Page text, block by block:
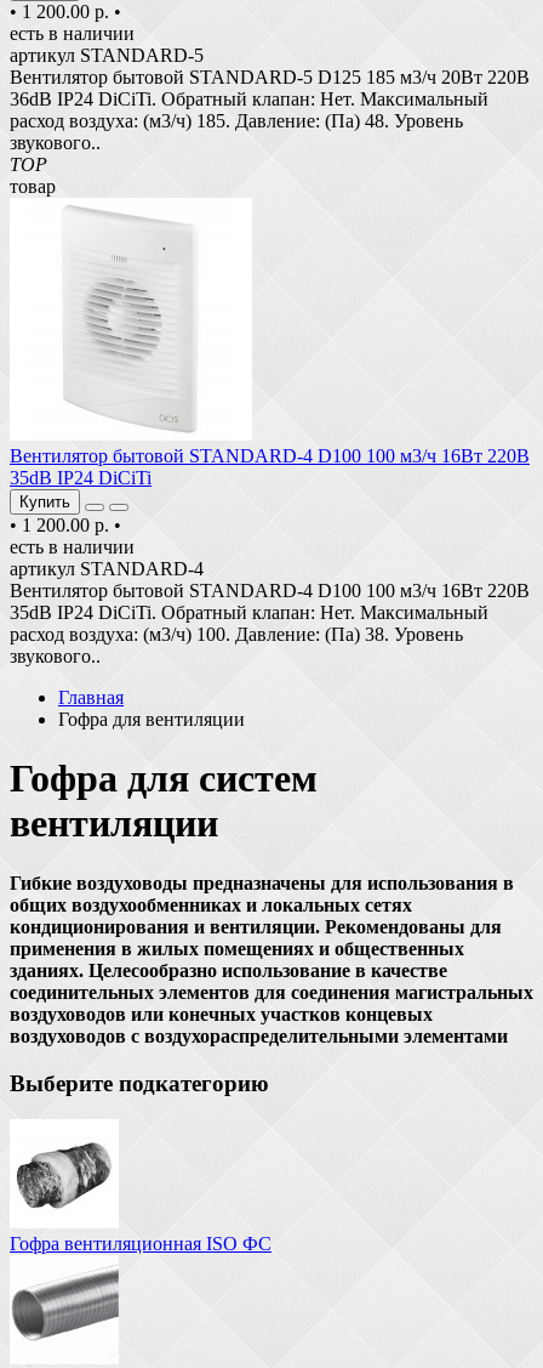
• 1 200.00 р. •
есть в наличии
артикул STANDARD-5
Вентилятор бытовой STANDARD-5 D125 185 м3/ч 20Вт 220В
36dB IP24 DiCiTi. Обратный клапан: Нет. Максимальный
расход воздуха: (м3/ч) 185. Давление: (Па) 48. Уровень
звукового..
TOP
товар
Вентилятор бытовой STANDARD-4 D100 100 м3/ч 16Вт 220В
35dB IP24 DiCiTi
Купить
• 1 200.00 р. •
есть в наличии
артикул STANDARD-4
Вентилятор бытовой STANDARD-4 D100 100 м3/ч 16Вт 220В
35dB IP24 DiCiTi. Обратный клапан: Нет. Максимальный
расход воздуха: (м3/ч) 100. Давление: (Па) 38. Уровень
звукового..
Главная
Гофра для вентиляции
Гофра для систем
вентиляции
Гибкие воздуховоды предназначены для использования в
общих воздухообменниках и локальных сетях
кондиционирования и вентиляции. Рекомендованы для
применения в жилых помещениях и общественных
зданиях. Целесообразно использование в качестве
соединительных элементов для соединения магистральных
воздуховодов или конечных участков концевых
воздуховодов с воздухораспределительными элементами
Выберите подкатегорию
Гофра вентиляционная ISO ФС